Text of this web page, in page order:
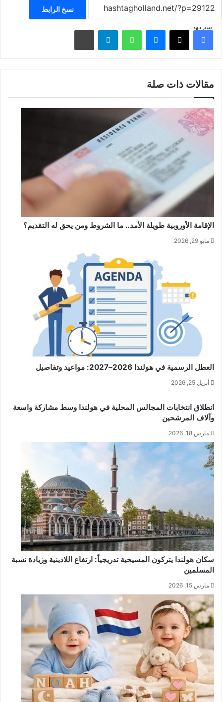
نسخ الرابط
شاركهافيسبوك ‫X ماسنجر واتساب تيلقرام مشاركة عبر البريد
مقالات ذات صلة
الإقامة الأوروبية طويلة الأمد.. ما الشروط ومن يحق له التقديم؟
مايو 29, 2026
العطل الرسمية في هولندا 2026–2027: مواعيد وتفاصيل
أبريل 25, 2026
انطلاق انتخابات المجالس المحلية في هولندا وسط مشاركة واسعة
وآلاف المرشحين
مارس 18, 2026
سكان هولندا يتركون المسيحية تدريجياً: ارتفاع اللادينية وزيادة نسبة
المسلمين
مارس 15, 2026